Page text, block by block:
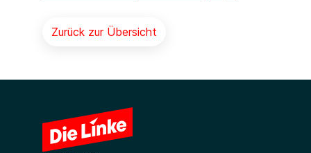
Zurück zur Übersicht